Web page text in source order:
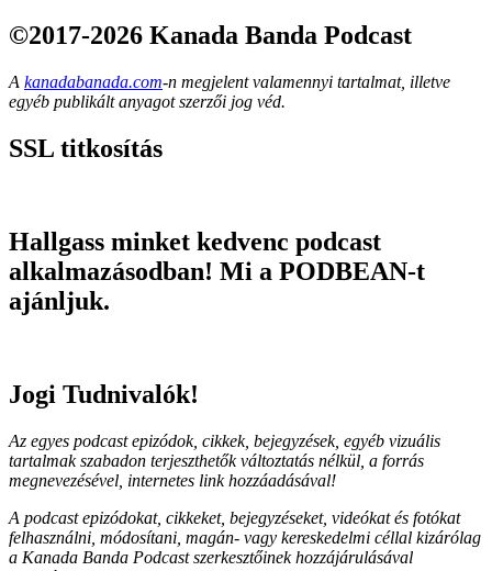
©2017-2026 Kanada Banda Podcast
A kanadabanada.com-n megjelent valamennyi tartalmat, illetve
egyéb publikált anyagot szerzői jog véd.
SSL titkosítás
Hallgass minket kedvenc podcast
alkalmazásodban! Mi a PODBEAN-t
ajánljuk.
Jogi Tudnivalók!
Az egyes podcast epizódok, cikkek, bejegyzések, egyéb vizuális
tartalmak szabadon terjeszthetők változtatás nélkül, a forrás
megnevezésével, internetes link hozzáadásával!
A podcast epizódokat, cikkeket, bejegyzéseket, videókat és fotókat
felhasználni, módosítani, magán- vagy kereskedelmi céllal kizárólag
a Kanada Banda Podcast szerkesztőinek hozzájárulásával